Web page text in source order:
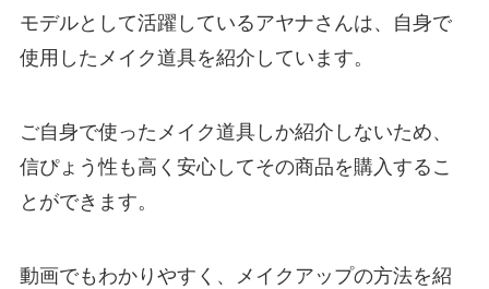
モデルとして活躍しているアヤナさんは、自身で
使用したメイク道具を紹介しています。
ご自身で使ったメイク道具しか紹介しないため、
信ぴょう性も高く安心してその商品を購入するこ
とができます。
動画でもわかりやすく、メイクアップの方法を紹